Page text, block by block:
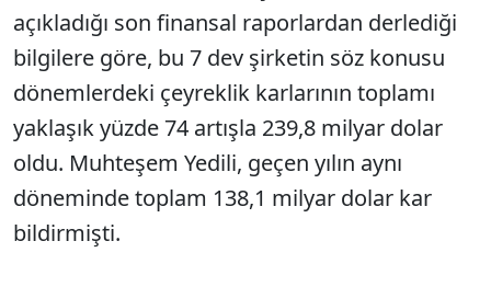
açıkladığı son finansal raporlardan derlediği
bilgilere göre, bu 7 dev şirketin söz konusu
dönemlerdeki çeyreklik karlarının toplamı
yaklaşık yüzde 74 artışla 239,8 milyar dolar
oldu. Muhteşem Yedili, geçen yılın aynı
döneminde toplam 138,1 milyar dolar kar
bildirmişti.